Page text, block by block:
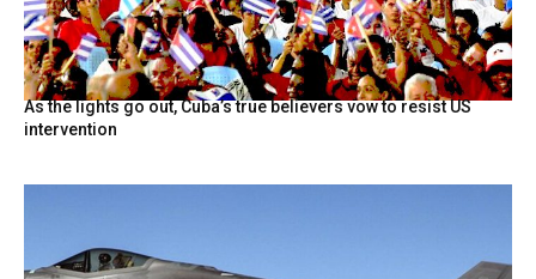
As the lights go out, Cuba’s true believers vow to resist US
intervention